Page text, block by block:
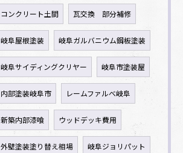
コンクリート土間 瓦交換 部分補修
岐阜屋根塗装 岐阜ガルバニウム鋼板塗装
岐阜サイディングクリヤー 岐阜市塗装屋
内部塗装岐阜市 レームファルべ岐阜
新築内部漆喰 ウッドデッキ費用
外壁塗装塗り替え相場 岐阜ジョリパット